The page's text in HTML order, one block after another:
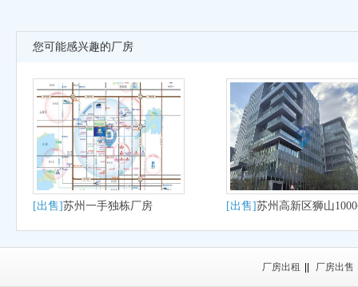
您可能感兴趣的厂房
[出售]苏州一手独栋厂房 [出售]苏州高新区狮山
大平层户型适合研发办公
厂房出租 厂房出售